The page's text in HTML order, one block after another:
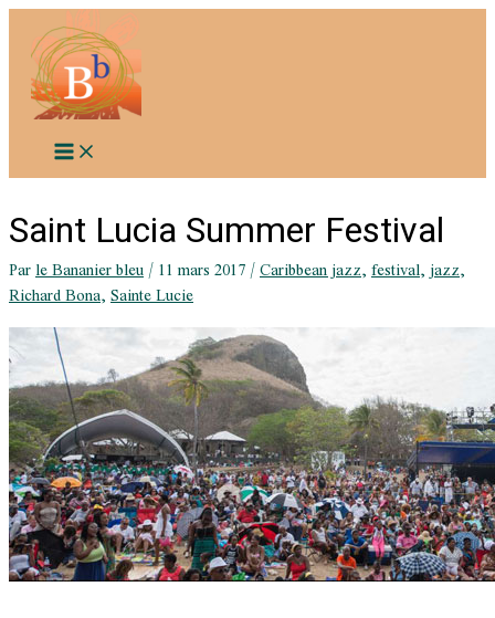
contenu
Saint Lucia Summer Festival
Parle Bananier bleu/11 mars 2017/Caribbean jazz,festival,jazz,
Richard Bona,Sainte Lucie